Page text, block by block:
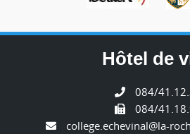
Hôtel de
084/
084/
college.echevinal@la-